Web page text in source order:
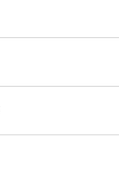
031-750-
2026.03.
CJ대한통운